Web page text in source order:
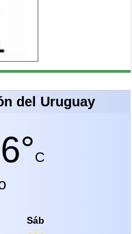
del Uruguay
C
Sáb